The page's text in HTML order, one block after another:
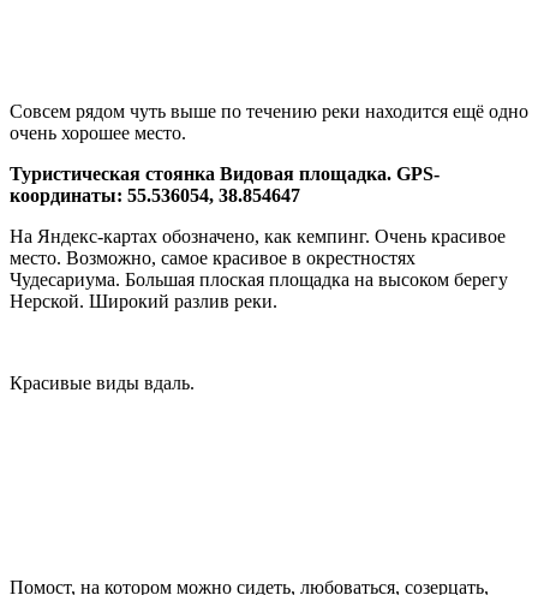
Совсем рядом чуть выше по течению реки находится ещё одно
очень хорошее место.
Туристическая стоянка Видовая площадка. GPS-
координаты: 55.536054, 38.854647
На Яндекс-картах обозначено, как кемпинг. Очень красивое
место. Возможно, самое красивое в окрестностях
Чудесариума. Большая плоская площадка на высоком берегу
Нерской. Широкий разлив реки.
Красивые виды вдаль.
Помост, на котором можно сидеть, любоваться, созерцать,